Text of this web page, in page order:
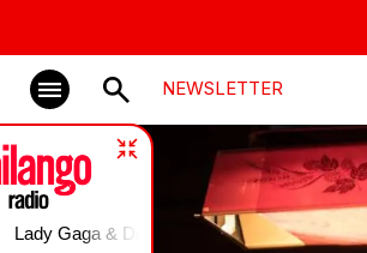
NEWSLETTER
& Doechii | RUNWAY